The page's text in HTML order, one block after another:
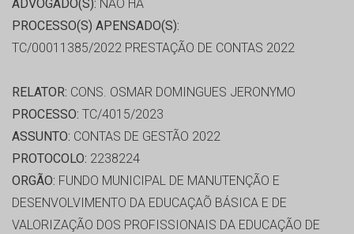
ADVOGADO(S): NÃO HÁ
PROCESSO(S) APENSADO(S):
TC/00011385/2022 PRESTAÇÃO DE CONTAS 2022
RELATOR: CONS. OSMAR DOMINGUES JERONYMO
PROCESSO: TC/4015/2023
ASSUNTO: CONTAS DE GESTÃO 2022
PROTOCOLO: 2238224
ORGÃO: FUNDO MUNICIPAL DE MANUTENÇÃO E
DESENVOLVIMENTO DA EDUCAÇAÕ BÁSICA E DE
VALORIZAÇÃO DOS PROFISSIONAIS DA EDUCAÇÃO DE